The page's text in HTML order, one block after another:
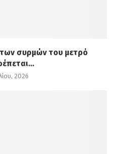
συρμών του μετρό
2026